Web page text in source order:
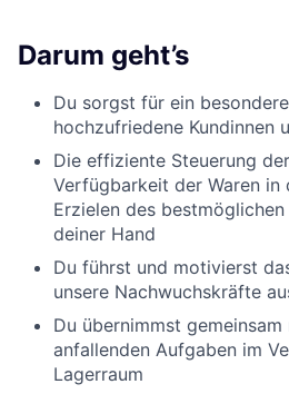
Darum geht’s
Du sorgst für ein
hochzufriedene Kundinnen
Die effiziente Steuerung
Verfügbarkeit der Waren in
Erzielen des
deiner Hand
Du führst und motivierst
unsere Nachwuchskräfte
Du übernimmst
anfallenden Aufgaben im
Lagerraum